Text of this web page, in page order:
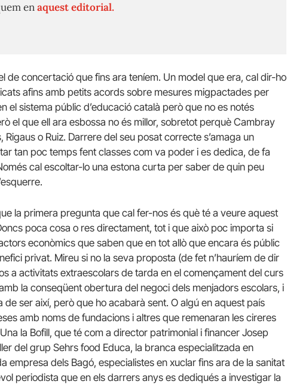
enaquest editorial.
de concertació que fins ara teníem. Un model que era, cal dir-ho
afins amb petits acords sobre mesures migpactades per
el sistema públic d’educació català però que no es notés
el que ell ara esbossa no és millor, sobretot perquè Cambray
o Ruiz. Darrere del seu posat correcte s’amaga un
tan poc temps fent classes com va poder i es dedica, de fa
cal escoltar-lo una estona curta per saber de quin peu
la primera pregunta que cal fer-nos és què té a veure aquest
poca cosa o res directament, tot i que això poc importa si
econòmics que saben que en tot allò que encara és públic
privat. Mireu si no la seva proposta (de fet n’hauríem de dir
a activitats extraescolars de tarda en el començament del curs
la conseqüent obertura del negoci dels menjadors escolars, i
ser així, però que ho acabarà sent. O algú en aquest país
amb noms de fundacions i altres que remenaran les cireres
la Bofill, que té com a director patrimonial i financer Josep
del grup Sehrs food Educa, la branca especialitzada en
empresa dels Bagó, especialistes en xuclar fins ara de la sanitat
periodista que en els darrers anys es dediqués a investigar la